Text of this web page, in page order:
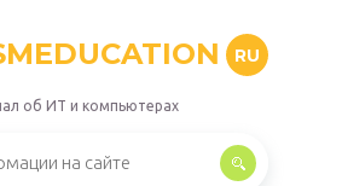
RU
об ИТ и компьютерах